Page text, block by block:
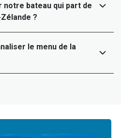
notre bateau qui part de
?
le menu de la